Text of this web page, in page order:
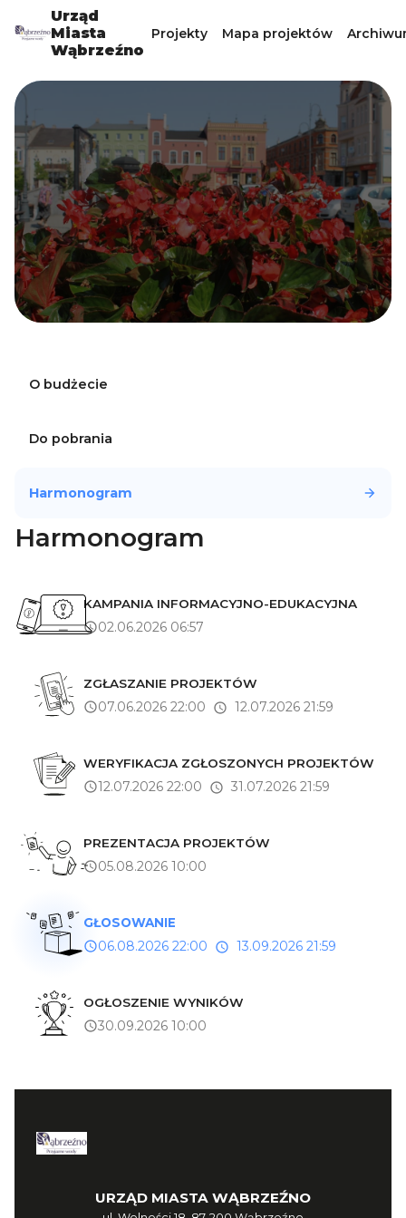
Urząd
Miasta
Wąbrzeźno
Projekty Mapa projektów
O budżecie
Do pobrania
Harmonogram
Harmonogram
KAMPANIA INFORMACYJNO-EDUKACYJNA
02.06.2026 06:57
ZGŁASZANIE PROJEKTÓW
07.06.2026 22:00 12.07.2026 21:59
WERYFIKACJA ZGŁOSZONYCH PROJEKTÓW
12.07.2026 22:00 31.07.2026 21:59
PREZENTACJA PROJEKTÓW
05.08.2026 10:00
GŁOSOWANIE
06.08.2026 22:00 13.09.2026 21:59
OGŁOSZENIE WYNIKÓW
30.09.2026 10:00
URZĄD MIASTA WĄBRZEŹNO